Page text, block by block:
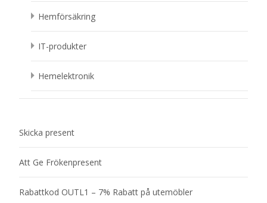
Hemförsäkring
IT-produkter
Hemelektronik
Skicka present
Att Ge Frökenpresent
Rabattkod OUTL1 – 7% Rabatt på utemöbler